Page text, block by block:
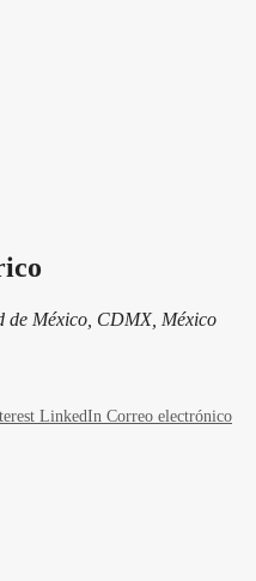
de México, CDMX, México
LinkedIn Correo electrónico